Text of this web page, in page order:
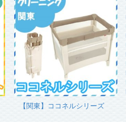
【関東】ココネルシリーズ